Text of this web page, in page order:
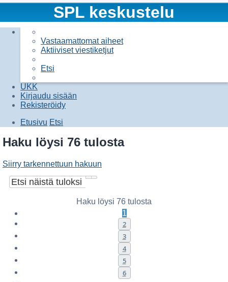
SPL keskustelu
Vastaamattomat aiheet
Aktiiviset viestiketjut
Etsi
UKK
Kirjaudu sisään
Rekisteröidy
Etusivu Etsi
Haku löysi 76 tulosta
Siirry tarkennettuun hakuun
Etsi
Tarkennettu haku
Haku löysi 76 tulosta
1
2
3
4
5
6